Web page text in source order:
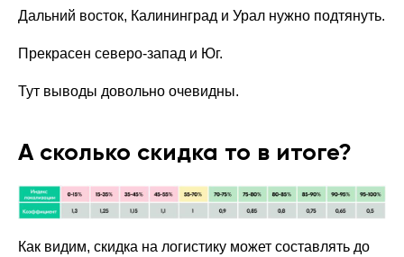
Дальний восток, Калининград и Урал нужно подтянуть.
Прекрасен северо-запад и Юг.
Тут выводы довольно очевидны.
А сколько скидка то в итоге?
Как видим, скидка на логистику может составлять до